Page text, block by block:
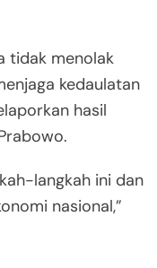
tidak menolak
kedaulatan
hasil
langkah ini dan
nasional,”